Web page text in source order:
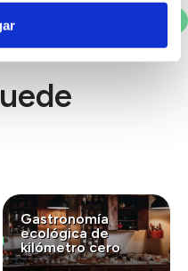
Gastronomía
ecológica de
kilómetro cero